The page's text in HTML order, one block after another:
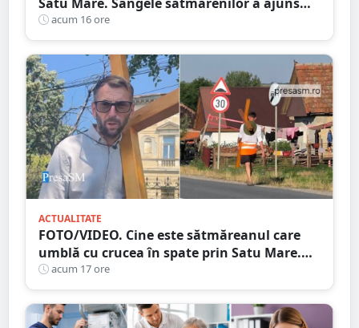
într-o misiune contra cronometru pentru
un transplant hepatic
acum 16 ore
ACTUALITATE
FOTO/VIDEO. Cine este sătmăreanul care
umblă cu crucea în spate prin Satu Mare.
De ce face acest gest
acum 17 ore